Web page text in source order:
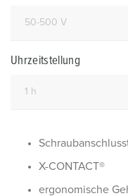
Uhrzeitstellung
X-CONTACT®
ergonomische